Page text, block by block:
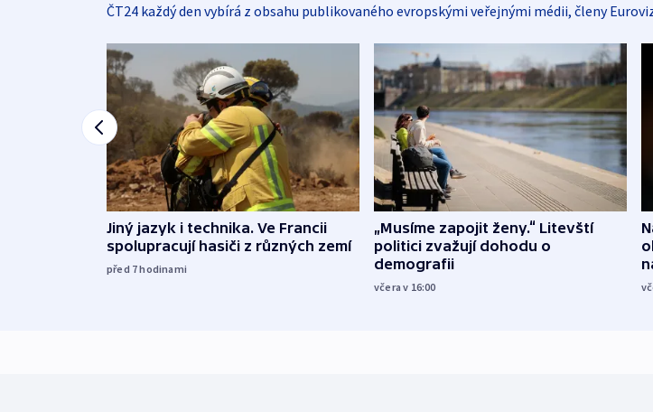
ČT24 každý den vybírá z obsahu publikovaného evropskými veřejnými médii, členy
Jiný jazyk i technika. Ve Francii
spolupracují hasiči z různých zemí
před 7hodinami
„Musíme zapojit ženy.“ Litevští
politici zvažují dohodu o
demografii
včera v 16:00